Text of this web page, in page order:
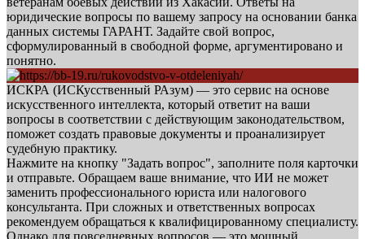
юридические вопросы по вашему запросу на основании банка
данных системы ГАРАНТ. Задайте свой вопрос,
сформулированный в свободной форме, аргументировано и
понятно.
ИСКРА (ИСКусственный РАзум) — это сервис на основе
искусственного интеллекта, который ответит на ваши
вопросы в соответствии с действующим законодательством,
поможет создать правовые документы и проанализирует
судебную практику.
Нажмите на кнопку "Задать вопрос", заполните поля карточки
и отправьте. Обращаем ваше внимание, что ИИ не может
заменить профессионального юриста или налогового
консультанта. При сложных и ответственных вопросах
рекомендуем обращаться к квалифицированному специалисту.
Однако для повседневных вопросов — это мощный